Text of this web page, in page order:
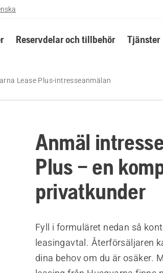
Reservdelar och tillbehör Tjänster
Lease Plus-intresseanmälan
Anmäl
Plus – en
privatkunder
Fyll i formuläret nedan så
leasingavtal. Återförsäljaren
dina behov om du är osäker.